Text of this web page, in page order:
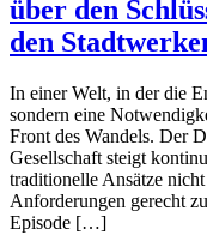
über den
den
In einer Welt, in der die
sondern eine
Front des Wandels. Der
Gesellschaft steigt
traditionelle Ansätze
Anforderungen gerecht
Episode […]